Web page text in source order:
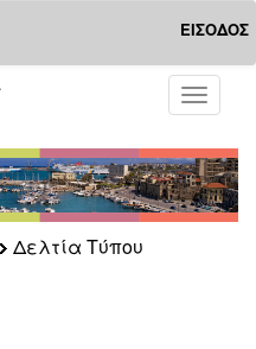
ΕΙΣΟΔΟΣ
Toggle
Δελτία Τύπου